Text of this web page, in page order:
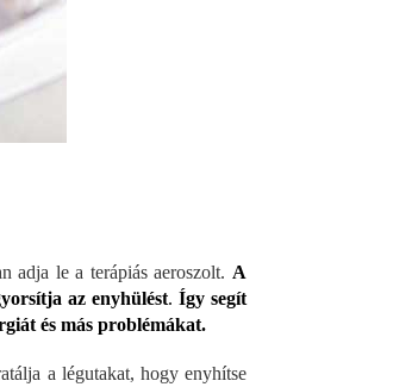
adja le a terápiás aeroszolt. A
az enyhülést. Így segít
és más problémákat.
a légutakat, hogy enyhítse